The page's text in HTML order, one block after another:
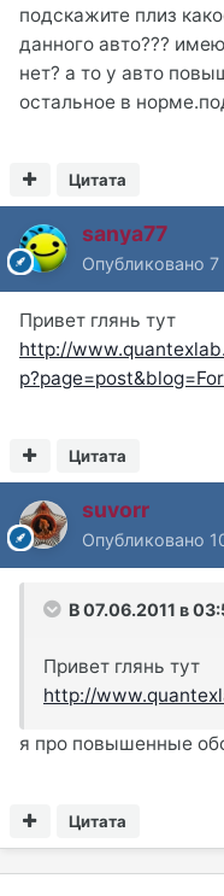
подскажите плиз
данного авто???
нет? а то у авто
остальное в
Цитата
sanya77
Опубликовано 7
Привет глянь тут
http://
Цитата
suvorr
Опубликовано
В 07.06.2011 в
Привет глянь тут
http://
я про повышенные
Цитата